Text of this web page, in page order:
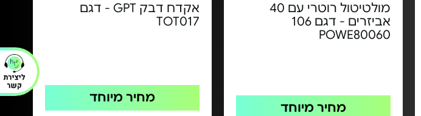
מולטיטול רוטרי עם 40
אביזרים - דגם 106
POWE80060
מחיר מיוחד
אקדח דבק GPT - דגם
TOT017
מחיר מיוחד